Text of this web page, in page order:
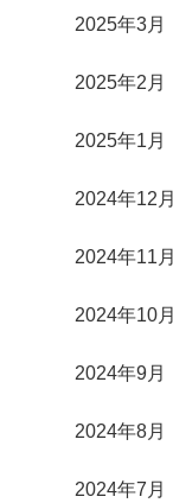
2025年3月
2025年2月
2025年1月
2024年12月
2024年11月
2024年10月
2024年9月
2024年8月
2024年7月